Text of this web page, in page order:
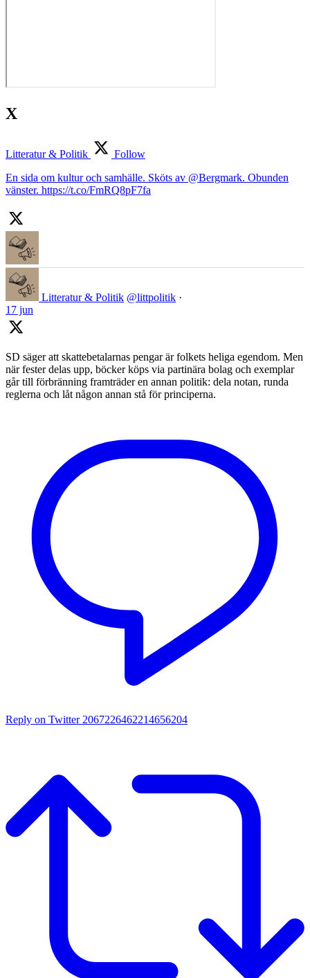
X
Litteratur & Politik
Follow
En sida om kultur och samhälle. Sköts av @Bergmark. Obunden
vänster. https://t.co/FmRQ8pF7fa
Litteratur & Politik @littpolitik ·
17 jun
SD säger att skattebetalarnas pengar är folkets heliga egendom. Men
när fester delas upp, böcker köps via partinära bolag och exemplar
går till förbränning framträder en annan politik: dela notan, runda
reglerna och låt någon annan stå för principerna.
Reply on Twitter 2067226462214656204